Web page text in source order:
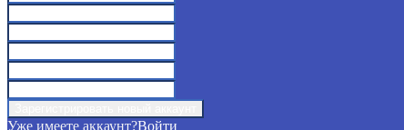
Уже имеете аккаунт?Войти